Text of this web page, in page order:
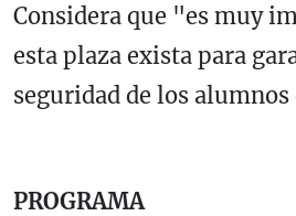
Considera que "es muy
esta plaza exista para
seguridad de los
PROGRAMA